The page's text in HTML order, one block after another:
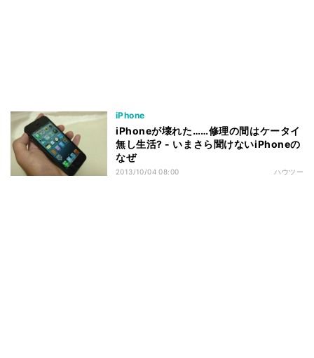
iPhone
iPhoneが壊れた……修理の間はケータイ
無し生活? - いまさら聞けないiPhoneの
なぜ
2013/10/04 08:00 ハウツー